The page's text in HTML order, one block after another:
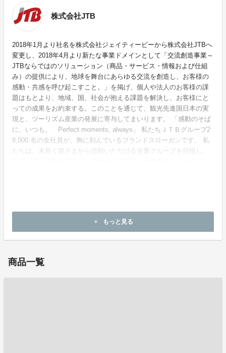
株式会社JTB
2018年1月より社名を株式会社ジェイティービーから株式会社JTBへ
変更し、2018年4月より新たな事業ドメインとして「交流創造事業～
JTBならではのソリューション（商品・サービス・情報および仕組
み）の提供により、地球を舞台にあらゆる交流を創造し、お客様の
感動・共感を呼び起こすこと。」を掲げ、個人や法人のお客様の課
題はもとより、地域、国、社会が抱える課題を解決し、お客様にと
っての成果をお約束する。このことを通じて、観光先進国日本の実
現と、ツーリズム産業の発展に寄与してまいります。 「感動のそば
に、いつも。 Perfect moments, always」 私たちＪＴＢグループ2
8,000 名の全社員が、胸に刻んでいるブランドスローガンです。 私
たちは、末長く皆さまから信頼いただける企業グループを目指し、
add もっと見る
商品一覧